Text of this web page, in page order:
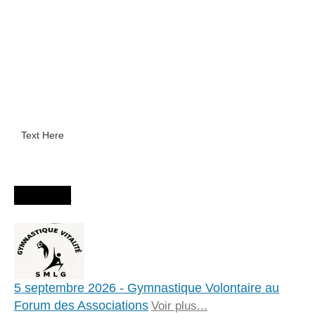
Text Here
5 septembre 2026 - Gymnastique Volontaire au
Forum des Associations Voir plus...